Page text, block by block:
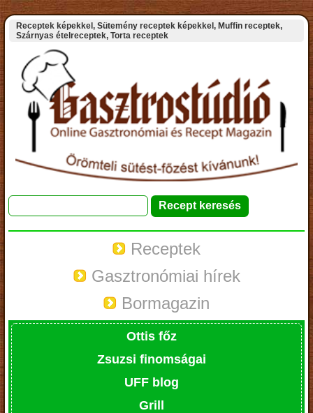
Receptek képekkel, Sütemény receptek képekkel, Muffin receptek,
Szárnyas ételreceptek, Torta receptek
Receptek
Gasztronómiai hírek
Bormagazin
Ottis főz
Zsuzsi finomságai
UFF blog
Grill